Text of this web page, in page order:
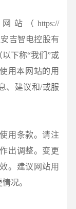
站（https://
吉智电控股有
下称“我们”或
用本网站的用
、建议和/或服
用条款。请注
出调整。变更
。建议网站用
况。